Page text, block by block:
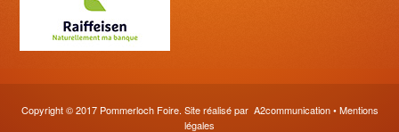
Copyright © 2017 Pommerloch Foire. Site réalisé par A2communication•Mentions
légales